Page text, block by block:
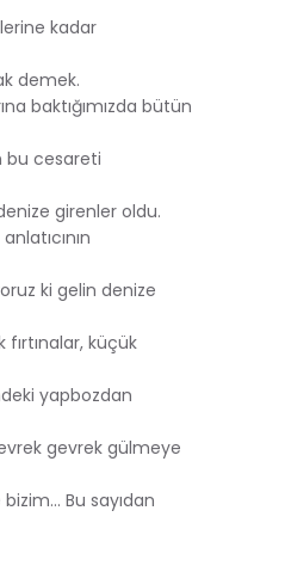
kadar
demek.
baktığımızda bütün
bu cesareti
girenler oldu.
ki gelin denize
küçük
yapbozdan
gevrek gülmeye
Bu sayıdan